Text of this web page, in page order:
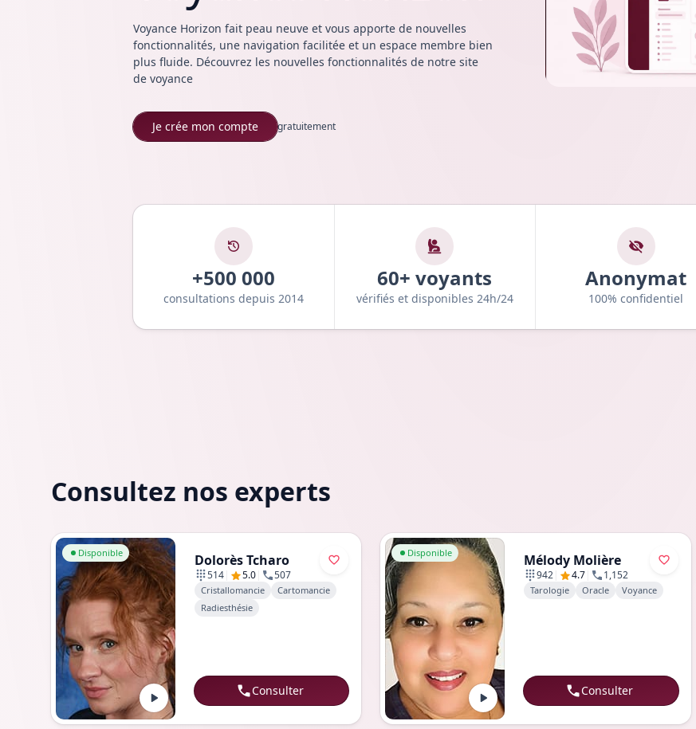
Voyance Horizon fait peau neuve et vous apporte de nouvelles
fonctionnalités, une navigation facilitée et un espace membre bien
plus fluide. Découvrez les nouvelles fonctionnalités de notre site
de voyance
Je crée mon compte gratuitement
Obtenez 10 % de réduction sur tous vos achats jusqu'à dimanche
soir ! ⚡
Profiter de l'offre
+500 000
consultations depuis 2014
60+ voyants
vérifiés et disponibles 24h/24
Anonymat
100% confidentiel
Consultez nos experts
Aller au profil de Dolorès Tcharo
Disponible Dolorès Tcharo
514| 5.0| 507
Cristallomancie
Cartomancie
Radiesthésie
Consulter
Aller au profil de Mélody Molière
Disponible Mélody Molière
942 4.7 1,152
Tarologie Oracle Voyance
Consulter